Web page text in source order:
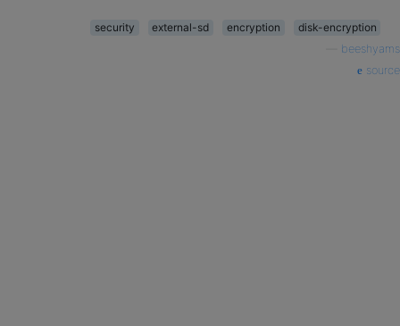
security external-sd encryption
disk-encryption
beeshyams
source